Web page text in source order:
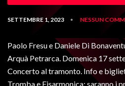
SETTEMBRE 1, 2023 • NESSUN
Paolo Fresu e Daniele Di
Arquà Petrarca. Domenica 17
Concerto al tramonto. Info e
Tromba e Fisarmonica: saranno i